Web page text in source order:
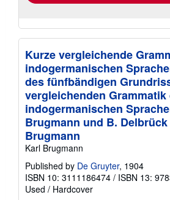
Kurze vergleichende
indogermanischen
des fünfbändigen
vergleichenden Grammatik
indogermanischen
Brugmann und B.
Brugmann
Karl Brugmann
Published by De Gruyter, 1904
ISBN 10: 3111186474 / ISBN 13:
Used / Hardcover